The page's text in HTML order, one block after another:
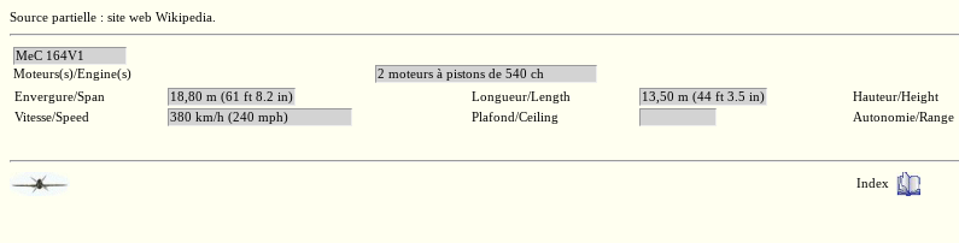
Source partielle : site web Wikipedia.
MeC 164V1
Moteurs(s)/Engine(s)
2 moteurs à pistons de 540 ch
Envergure/Span
18,80 m (61 ft 8.2 in) Longueur/Length 13,50 m (44 ft 3.5 in) Hauteur/Height
Vitesse/Speed
380 km/h (240 mph) Plafond/Ceiling Autonomie/Range
Index